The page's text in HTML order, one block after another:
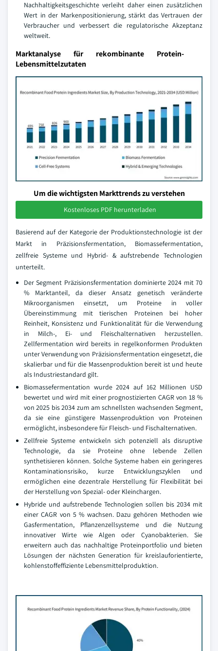
Nachhaltigkeitsgeschichte verleiht daher einen zusätzlichen
Wert in der Markenpositionierung, stärkt das Vertrauen der
Verbraucher und verbessert die regulatorische Akzeptanz
weltweit.
Marktanalyse für rekombinante Protein-
Lebensmittelzutaten
Um die wichtigsten Markttrends zu verstehen
Kostenloses PDF herunterladen
Basierend auf der Kategorie der Produktionstechnologie ist der
Markt in Präzisionsfermentation, Biomassefermentation,
zellfreie Systeme und Hybrid- & aufstrebende Technologien
unterteilt.
Der Segment Präzisionsfermentation dominierte 2024 mit 70
% Marktanteil, da dieser Ansatz genetisch veränderte
Mikroorganismen einsetzt, um Proteine in voller
Übereinstimmung mit tierischen Proteinen bei hoher
Reinheit, Konsistenz und Funktionalität für die Verwendung
in Milch-, Ei- und Fleischalternativen herzustellen.
Zellfermentation wird bereits in regelkonformen Produkten
unter Verwendung von Präzisionsfermentation eingesetzt, die
skalierbar und für die Massenproduktion bereit ist und heute
als Industriestandard gilt.
Biomassefermentation wurde 2024 auf 162 Millionen USD
bewertet und wird mit einer prognostizierten CAGR von 18 %
von 2025 bis 2034 zum am schnellsten wachsenden Segment,
da sie eine günstigere Massenproduktion von Proteinen
ermöglicht, insbesondere für Fleisch- und Fischalternativen.
Zellfreie Systeme entwickeln sich potenziell als disruptive
Technologie, da sie Proteine ohne lebende Zellen
synthetisieren können. Solche Systeme haben ein geringeres
Kontaminationsrisiko, kurze Entwicklungszyklen und
ermöglichen eine dezentrale Herstellung für Flexibilität bei
der Herstellung von Spezial- oder Kleinchargen.
Hybride und aufstrebende Technologien sollen bis 2034 mit
einer CAGR von 5 % wachsen. Dazu gehören Methoden wie
Gasfermentation, Pflanzenzellsysteme und die Nutzung
innovativer Wirte wie Algen oder Cyanobakterien. Sie
erweitern auch das nachhaltige Proteinportfolio und bieten
Lösungen der nächsten Generation für kreislauforientierte,
kohlenstoffeffiziente Lebensmittelproduktion.